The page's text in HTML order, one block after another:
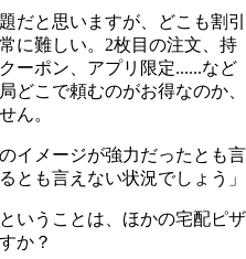
だと思いますが、どこも割引
に難しい。2枚目の注文、持
ーポン、アプリ限定......など
どこで頼むのがお得なのか、
ん。
イメージが強力だったとも言
とも言えない状況でしょう」
いうことは、ほかの宅配ピザ
すか？